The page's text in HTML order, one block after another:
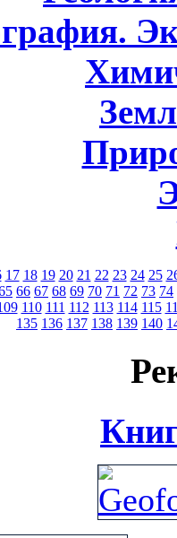
17 18 19 20 21 22 23 24 25
66 67 68 69 70 71 72 73 74
110 111 112 113 114 115
135 136 137 138 139 140